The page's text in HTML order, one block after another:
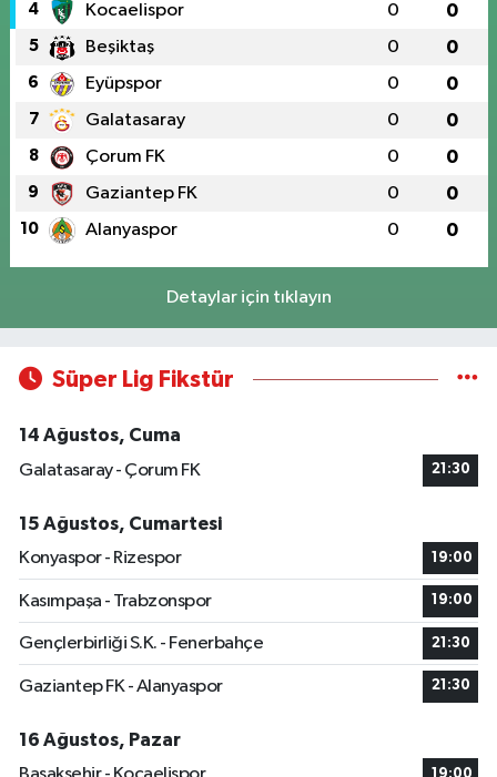
4 Kocaelispor 0 0
5 Beşiktaş 0 0
6 Eyüpspor 0 0
7 Galatasaray 0 0
8 Çorum FK 0 0
9 Gaziantep FK 0 0
10 Alanyaspor 0 0
Detaylar için tıklayın
Süper Lig Fikstür
14 Ağustos, Cuma
Galatasaray - Çorum FK
21:30
15 Ağustos, Cumartesi
Konyaspor - Rizespor
19:00
Kasımpaşa - Trabzonspor 19:00
Gençlerbirliği S.K. - Fenerbahçe 21:30
Gaziantep FK - Alanyaspor 21:30
16 Ağustos, Pazar
19:00